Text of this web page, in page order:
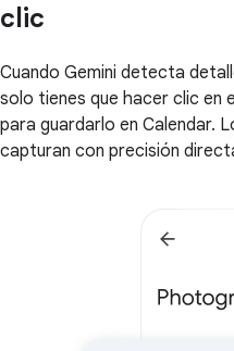
clic
Cuando Gemini detecta
solo tienes que hacer clic en
para guardarlo en Calendar.
capturan con precisión